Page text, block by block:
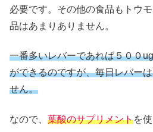
必要です。その他の食品もトウ
品はあまりありません。
一番多いレバーであれば５００
ができるのですが、毎日レバー
せん。
なので、 葉酸のサプリメントを